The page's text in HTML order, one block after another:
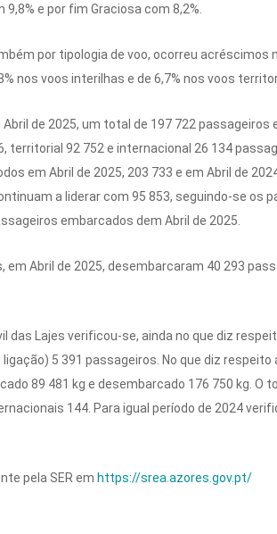
e por fim Graciosa com 8,2%.
por tipologia de voo, ocorreu acréscimos
nos voos interilhas e de 6,7% nos voos
de 2025, um total de 197 722
territorial 92 752 e internacional 26 134
em Abril de 2025, 203 733 e em Abril de
a liderar com 95 853, seguindo-se os
embarcados dem Abril de 2025.
em Abril de 2025, desembarcaram 40 293
das Lajes verificou-se, ainda no que diz
5 391 passageiros. No que diz
89 481 kg e desembarcado 176 750 kg. O
144. Para igual período de 2024
pela SER em https://srea.azores.gov.pt/